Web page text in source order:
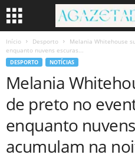
Início Desporto
Melania Whitehouse
enquanto nuvens escuras...
DESPORTO NOTÍCIAS
Melania
de preto no
enquanto
acumulam na